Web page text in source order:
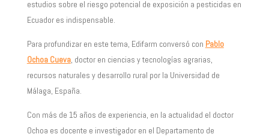
estudios sobre el riesgo potencial de exposición a pesticidas en
Ecuador es indispensable.
Para profundizar en este tema, Edifarm conversó con Pablo
Ochoa Cueva, doctor en ciencias y tecnologías agrarias,
recursos naturales y desarrollo rural por la Universidad de
Málaga, España.
Con más de 15 años de experiencia, en la actualidad el doctor
Ochoa es docente e investigador en el Departamento de